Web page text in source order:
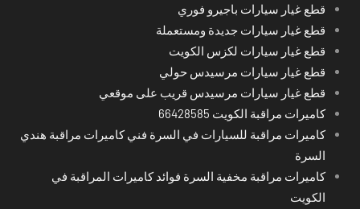
قطع غيار سيارات باجيرو فوري
قطع غيار سيارات جديدة ومستعملة
قطع غيار سيارات لكزس الكويت
قطع غيار سيارات مرسيدس حولي
قطع غيار سيارات مرسيدس قريب على موقعي
كاميرات مراقبة الكويت 66428585
كاميرات مراقبة للسيارات في السرة فني كاميرات مراقبة هندي
السرة
كاميرات مراقبة مخفية السرة فوائد كاميرات المراقبة في
الكويت